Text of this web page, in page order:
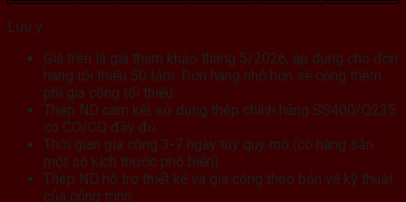
Lưu ý:
Giá trên là giá tham khảo tháng 5/2026, áp dụng cho đơn
hàng tối thiểu 50 tấm. Đơn hàng nhỏ hơn sẽ cộng thêm
phí gia công tối thiểu.
Thép ND cam kết sử dụng thép chính hãng SS400/Q235
có CO/CQ đầy đủ.
Thời gian gia công 3-7 ngày tùy quy mô (có hàng sẵn
một số kích thước phổ biến).
Thép ND hỗ trợ thiết kế và gia công theo bản vẽ kỹ thuật
của công trình.